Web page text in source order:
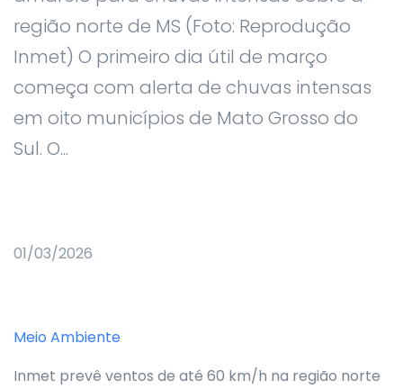
região norte de MS (Foto: Reprodução
Inmet) O primeiro dia útil de março
começa com alerta de chuvas intensas
em oito municípios de Mato Grosso do
Sul. O...
01/03/2026
Meio Ambiente
Inmet prevê ventos de até 60 km/h na região norte